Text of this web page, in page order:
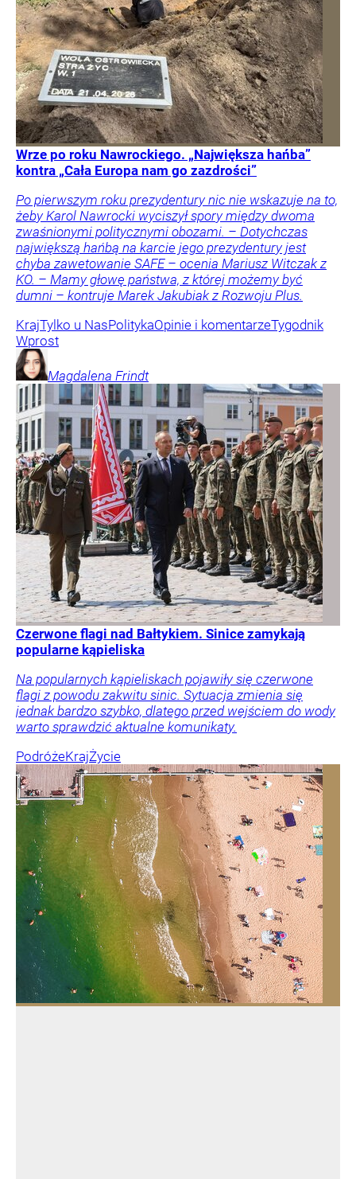
Wrze po roku Nawrockiego. „Największa hańba”
kontra „Cała Europa nam go zazdrości”
Po pierwszym roku prezydentury nic nie wskazuje na to,
żeby Karol Nawrocki wyciszył spory między dwoma
zwaśnionymi politycznymi obozami. – Dotychczas
największą hańbą na karcie jego prezydentury jest
chyba zawetowanie SAFE – ocenia Mariusz Witczak z
KO. – Mamy głowę państwa, z której możemy być
dumni – kontruje Marek Jakubiak z Rozwoju Plus.
KrajTylko u NasPolitykaOpinie i komentarzeTygodnik
Wprost
Magdalena Frindt
Czerwone flagi nad Bałtykiem. Sinice zamykają
popularne kąpieliska
Na popularnych kąpieliskach pojawiły się czerwone
flagi z powodu zakwitu sinic. Sytuacja zmienia się
jednak bardzo szybko, dlatego przed wejściem do wody
warto sprawdzić aktualne komunikaty.
PodróżeKrajŻycie